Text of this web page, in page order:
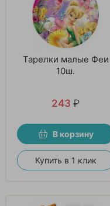
Тарелки малые Феи
10ш.
243 ₽
В корзину
Купить в 1 клик